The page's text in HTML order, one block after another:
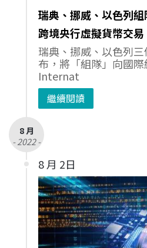
瑞典、挪威、以色列
跨境央行虛擬貨幣交易
瑞典、挪威、以色列
布，將「組隊」向國
Internat
繼續閱讀
8 月
- 2022 -
8 月 2日